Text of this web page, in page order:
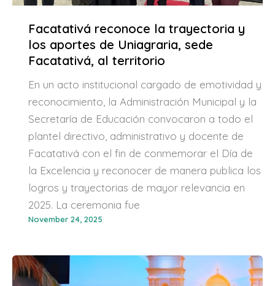
Facatativá reconoce la trayectoria y
los aportes de Uniagraria, sede
Facatativá, al territorio
En un acto institucional cargado de emotividad y
reconocimiento, la Administración Municipal y la
Secretaría de Educación convocaron a todo el
plantel directivo, administrativo y docente de
Facatativá con el fin de conmemorar el Día de
la Excelencia y reconocer de manera publica los
logros y trayectorias de mayor relevancia en
2025. La ceremonia fue
November 24, 2025